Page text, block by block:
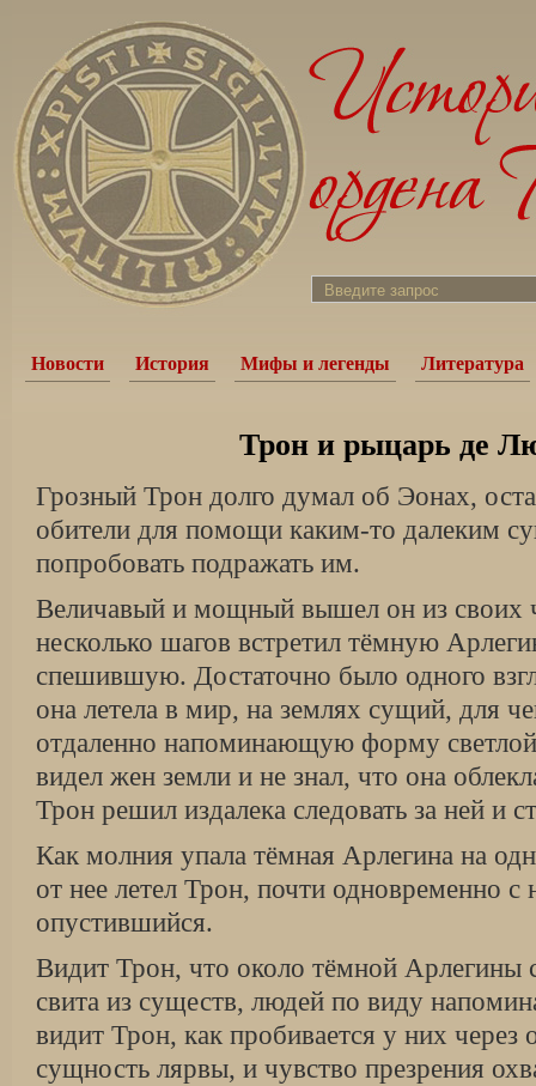
Новости История Мифы и легенды Литература
Трон и рыцарь де
Грозный Трон долго думал об Эонах,
обители для помощи каким-то далеким
попробовать подражать им.
Величавый и мощный вышел он из своих
несколько шагов встретил тёмную
спешившую. Достаточно было одного
она летела в мир, на землях сущий, для
отдаленно напоминающую форму
видел жен земли и не знал, что она
Трон решил издалека следовать за ней и
Как молния упала тёмная Арлегина на
от нее летел Трон, почти одновременно
опустившийся.
Видит Трон, что около тёмной Арлегины
свита из существ, людей по виду
видит Трон, как пробивается у них через
сущность лярвы, и чувство презрения